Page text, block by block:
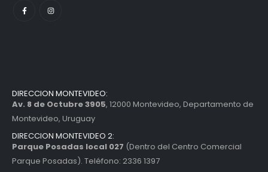
DIRECCION MONTEVIDEO:
Av. 8 de Octubre 3905, 12000 Montevideo, Departamento de
Montevideo, Uruguay
DIRECCION MONTEVIDEO 2:
Parque Posadas local 027 (Dentro del Centro Comercial
Parque Posadas). Teléfono: 2336 1397